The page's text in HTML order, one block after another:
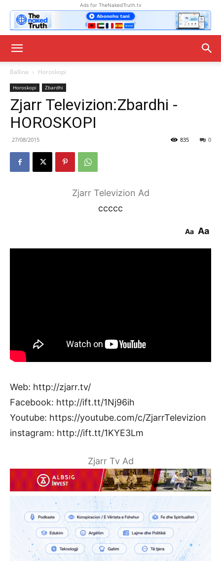
Ads for TheNakedTruth.tv
Ballina Horoskopi
Horoskopi Zbardhi
Zjarr Televizion:Zbardhi -
HOROSKOPI
27/08/2015 0
835
Zjarr Televizion Ad
ccccc
Aa Aa
Web: http://zjarr.tv/
Facebook: http://ift.tt/1Nj96ih
Youtube: https://youtube.com/c/ZjarrTelevizion
instagram: http://ift.tt/1KYE3Lm
Zjarr Tv Ad